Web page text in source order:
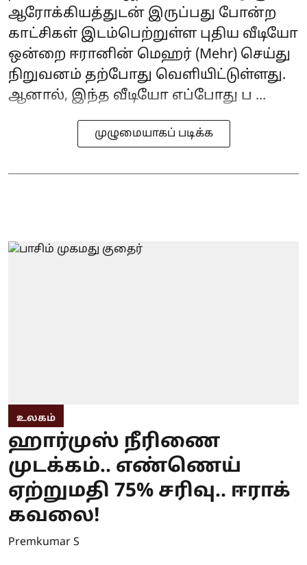
ஆரோக்கியத்துடன் இருப்பது போன்ற
காட்சிகள் இடம்பெற்றுள்ள புதிய வீடியோ
ஒன்றை ஈரானின் மெஹர் (Mehr) செய்து
நிறுவனம் தற்போது வெளியிட்டுள்ளது.
ஆனால், இந்த வீடியோ எப்போது ப ...
முழுமையாகப் படிக்க
உலகம்
ஹார்முஸ் நீரிணை
முடக்கம்.. எண்ணெய்
ஏற்றுமதி 75% சரிவு.. ஈராக்
கவலை!
Premkumar S